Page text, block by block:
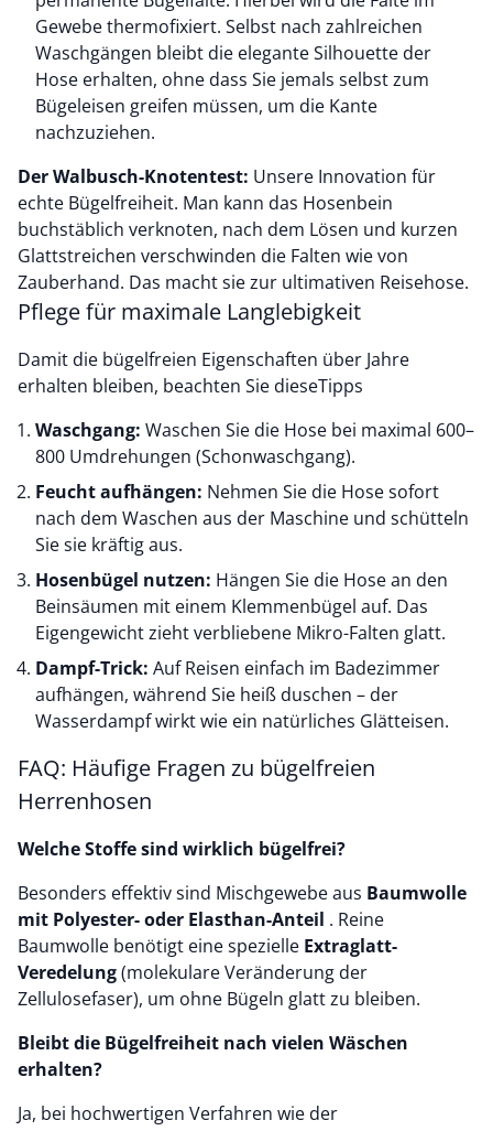
Gewebe thermofixiert. Selbst nach zahlreichen
Waschgängen bleibt die elegante Silhouette der
Hose erhalten, ohne dass Sie jemals selbst zum
Bügeleisen greifen müssen, um die Kante
nachzuziehen.
Der Walbusch-Knotentest:
echte Bügelfreiheit. Man kann das Hosenbein
buchstäblich verknoten, nach dem Lösen und kurzen
Glattstreichen verschwinden die Falten wie von
Zauberhand. Das macht sie zur ultimativen Reisehose.
Pflege für maximale Langlebigkeit
Damit die bügelfreien Eigenschaften über Jahre
erhalten bleiben, beachten Sie dieseTipps
Waschgang:
800 Umdrehungen (Schonwaschgang).
Feucht aufhängen:
nach dem Waschen aus der Maschine und schütteln
Sie sie kräftig aus.
Hosenbügel nutzen:
Beinsäumen mit einem Klemmenbügel auf. Das
Eigengewicht zieht verbliebene Mikro-Falten glatt.
Dampf-Trick:
aufhängen, während Sie heiß duschen – der
Wasserdampf wirkt wie ein natürliches Glätteisen.
FAQ: Häufige Fragen zu bügelfreien
Herrenhosen
Welche Stoffe sind wirklich bügelfrei?
Besonders effektiv sind Mischgewebe aus Baumwolle
mit Polyester- oder Elasthan-Anteil . Reine
Baumwolle benötigt eine spezielle Extraglatt-
Veredelung
Zellulosefaser), um ohne Bügeln glatt zu bleiben.
Bleibt die Bügelfreiheit nach vielen Wäschen
erhalten?
Ja, bei hochwertigen Verfahren wie der